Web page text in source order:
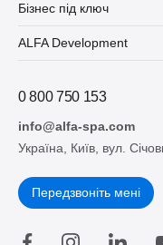
Бізнес під ключ
ALFA Development
0 800 750 153
info@alfa-spa.com
Україна, Київ, вул.
Передзвоніть мені